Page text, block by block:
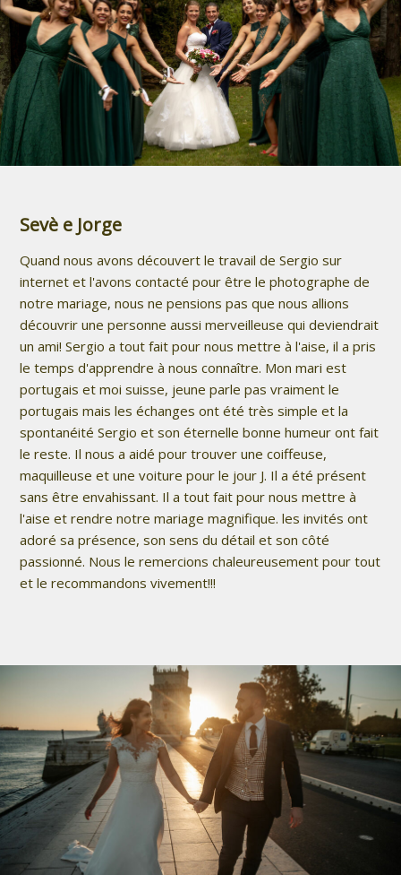
Sevè e Jorge
Quand nous avons découvert le travail de Sergio sur
internet et l'avons contacté pour être le photographe de
notre mariage, nous ne pensions pas que nous allions
découvrir une personne aussi merveilleuse qui deviendrait
un ami! Sergio a tout fait pour nous mettre à l'aise, il a pris
le temps d'apprendre à nous connaître. Mon mari est
portugais et moi suisse, jeune parle pas vraiment le
portugais mais les échanges ont été très simple et la
spontanéité Sergio et son éternelle bonne humeur ont fait
le reste. Il nous a aidé pour trouver une coiffeuse,
maquilleuse et une voiture pour le jour J. Il a été présent
sans être envahissant. Il a tout fait pour nous mettre à
l'aise et rendre notre mariage magnifique. les invités ont
adoré sa présence, son sens du détail et son côté
passionné. Nous le remercions chaleureusement pour tout
et le recommandons vivement!!!